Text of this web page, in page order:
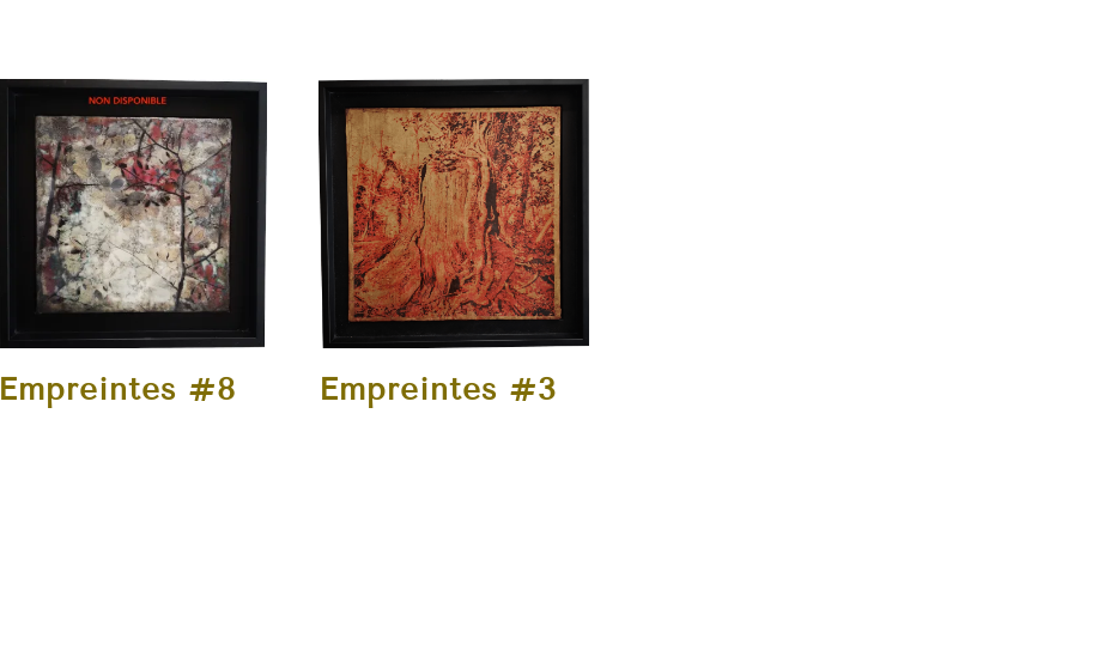
Empreintes #8 Empreintes #3